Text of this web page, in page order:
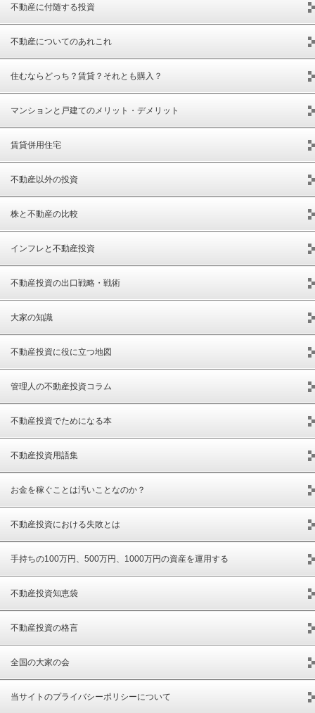
不動産に付随する投資
不動産についてのあれこれ
住むならどっち？賃貸？それとも購入？
マンションと戸建てのメリット・デメリット
賃貸併用住宅
不動産以外の投資
株と不動産の比較
インフレと不動産投資
不動産投資の出口戦略・戦術
大家の知識
不動産投資に役に立つ地図
管理人の不動産投資コラム
不動産投資でためになる本
不動産投資用語集
お金を稼ぐことは汚いことなのか？
不動産投資における失敗とは
手持ちの100万円、500万円、1000万円の資産を運用する
不動産投資知恵袋
不動産投資の格言
全国の大家の会
当サイトのプライバシーポリシーについて